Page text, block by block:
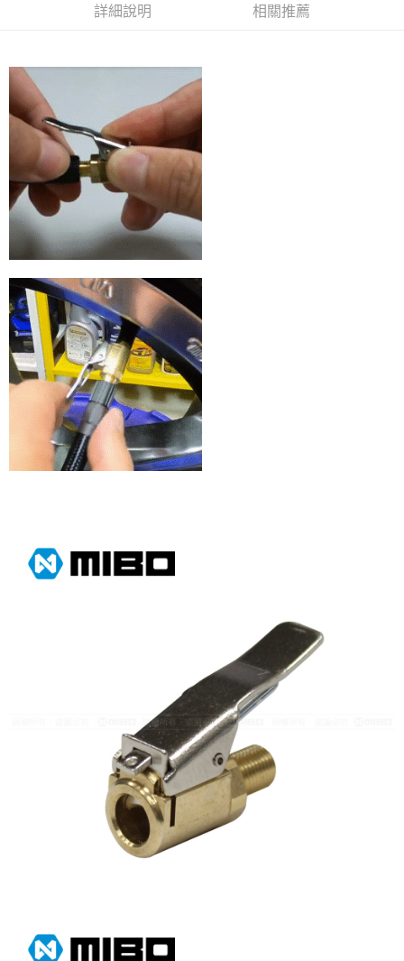
全家取貨付款
每筆NT$60，滿NT$699(含以上)免運費
線上付款後全家取貨
每筆NT$60，滿NT$699(含以上)免運費
7-11取貨付款
每筆NT$60，滿NT$699(含以上)免運費
線上付款後7-11取貨
每筆NT$60，滿NT$699(含以上)免運費
宅配
每筆NT$60，滿NT$699(含以上)免運費
離島宅配
每筆NT$200
詳細說明 相關推薦